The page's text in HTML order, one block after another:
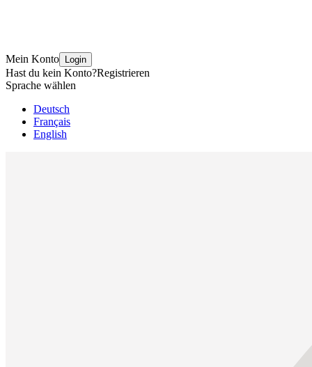
Mein Konto Login
Hast du kein Konto?Registrieren
Sprache wählen
Deutsch
Français
English